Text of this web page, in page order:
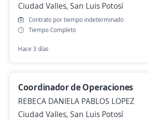
Chófer Mensajero
Transportes Logisticos
San Luis Potosí, San Luis Potosí
Hace 6 días
Chófer de transporte de personal
Importante empresa del sector
San Luis Potosí, San Luis Potosí
Ciudad Valles, San Luis Potosí
Contrato por tiempo indeterminado
Tiempo Completo
Hace 3 días
Coordinador de Operaciones
REBECA DANIELA PABLOS LOPEZ
Ciudad Valles, San Luis Potosí